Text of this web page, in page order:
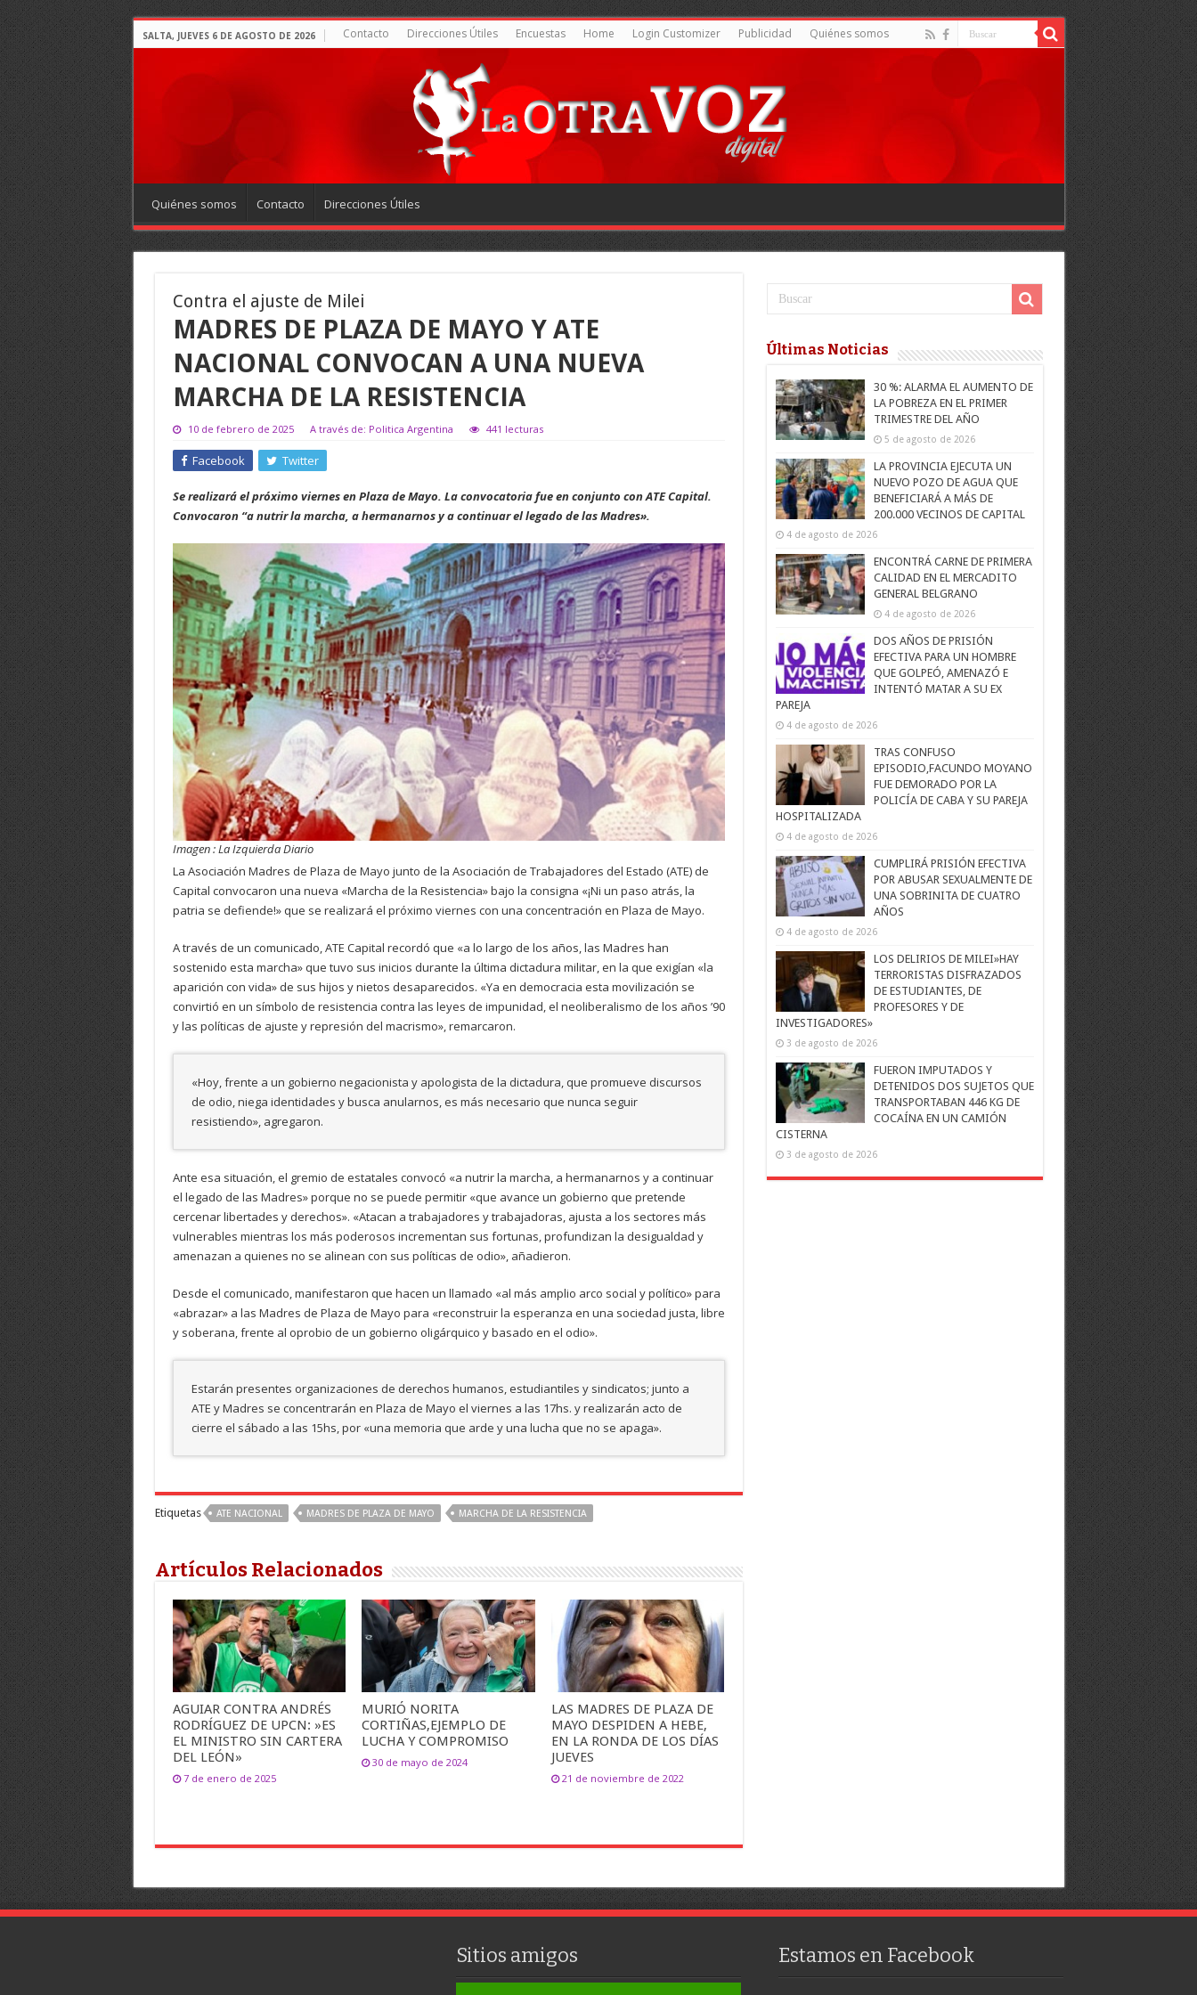
SALTA, JUEVES 6 DE AGOSTO DE 2026 Contacto Direcciones Útiles Encuestas Home Login Customizer Publicidad Quiénes somos
Quiénes somos Contacto Direcciones Útiles
Contra el ajuste de Milei
MADRES DE PLAZA DE MAYO Y ATE
NACIONAL CONVOCAN A UNA NUEVA
MARCHA DE LA RESISTENCIA
10 de febrero de 2025 A través de: Politica Argentina 441 lecturas
Facebook Twitter
Se realizará el próximo viernes en Plaza de Mayo. La convocatoria fue en conjunto con ATE Capital.
Convocaron “a nutrir la marcha, a hermanarnos y a continuar el legado de las Madres».
Imagen : La Izquierda Diario
La Asociación Madres de Plaza de Mayo junto de la Asociación de Trabajadores del Estado (ATE) de
Capital convocaron una nueva «Marcha de la Resistencia» bajo la consigna «¡Ni un paso atrás, la
patria se defiende!» que se realizará el próximo viernes con una concentración en Plaza de Mayo.
A través de un comunicado, ATE Capital recordó que «a lo largo de los años, las Madres han
sostenido esta marcha» que tuvo sus inicios durante la última dictadura militar, en la que exigían «la
aparición con vida» de sus hijos y nietos desaparecidos. «Ya en democracia esta movilización se
convirtió en un símbolo de resistencia contra las leyes de impunidad, el neoliberalismo de los años ’90
y las políticas de ajuste y represión del macrismo», remarcaron.
«Hoy, frente a un gobierno negacionista y apologista de la dictadura, que promueve discursos
de odio, niega identidades y busca anularnos, es más necesario que nunca seguir
resistiendo», agregaron.
Ante esa situación, el gremio de estatales convocó «a nutrir la marcha, a hermanarnos y a continuar
el legado de las Madres» porque no se puede permitir «que avance un gobierno que pretende
cercenar libertades y derechos». «Atacan a trabajadores y trabajadoras, ajusta a los sectores más
vulnerables mientras los más poderosos incrementan sus fortunas, profundizan la desigualdad y
amenazan a quienes no se alinean con sus políticas de odio», añadieron.
Desde el comunicado, manifestaron que hacen un llamado «al más amplio arco social y político» para
«abrazar» a las Madres de Plaza de Mayo para «reconstruir la esperanza en una sociedad justa, libre
y soberana, frente al oprobio de un gobierno oligárquico y basado en el odio».
Estarán presentes organizaciones de derechos humanos, estudiantiles y sindicatos; junto a
ATE y Madres se concentrarán en Plaza de Mayo el viernes a las 17hs. y realizarán acto de
cierre el sábado a las 15hs, por «una memoria que arde y una lucha que no se apaga».
Etiquetas ATE NACIONAL MADRES DE PLAZA DE MAYO MARCHA DE LA RESISTENCIA
Artículos Relacionados
AGUIAR CONTRA ANDRÉS
RODRÍGUEZ DE UPCN: »ES
EL MINISTRO SIN CARTERA
DEL LEÓN»
7 de enero de 2025
MURIÓ NORITA
CORTIÑAS,EJEMPLO DE
LUCHA Y COMPROMISO
30 de mayo de 2024
LAS MADRES DE PLAZA DE
MAYO DESPIDEN A HEBE,
EN LA RONDA DE LOS DÍAS
JUEVES
21 de noviembre de 2022
Últimas Noticias
30 %: ALARMA EL AUMENTO DE
LA POBREZA EN EL PRIMER
TRIMESTRE DEL AÑO
5 de agosto de 2026
LA PROVINCIA EJECUTA UN
NUEVO POZO DE AGUA QUE
BENEFICIARÁ A MÁS DE
200.000 VECINOS DE CAPITAL
4 de agosto de 2026
ENCONTRÁ CARNE DE PRIMERA
CALIDAD EN EL MERCADITO
GENERAL BELGRANO
4 de agosto de 2026
DOS AÑOS DE PRISIÓN
EFECTIVA PARA UN HOMBRE
QUE GOLPEÓ, AMENAZÓ E
INTENTÓ MATAR A SU EX
PAREJA
4 de agosto de 2026
TRAS CONFUSO
EPISODIO,FACUNDO MOYANO
FUE DEMORADO POR LA
POLICÍA DE CABA Y SU PAREJA
HOSPITALIZADA
4 de agosto de 2026
CUMPLIRÁ PRISIÓN EFECTIVA
POR ABUSAR SEXUALMENTE DE
UNA SOBRINITA DE CUATRO
AÑOS
4 de agosto de 2026
LOS DELIRIOS DE MILEI»HAY
TERRORISTAS DISFRAZADOS
DE ESTUDIANTES, DE
PROFESORES Y DE
INVESTIGADORES»
3 de agosto de 2026
FUERON IMPUTADOS Y
DETENIDOS DOS SUJETOS QUE
TRANSPORTABAN 446 KG DE
COCAÍNA EN UN CAMIÓN
CISTERNA
3 de agosto de 2026
Sitios amigos Estamos en Facebook